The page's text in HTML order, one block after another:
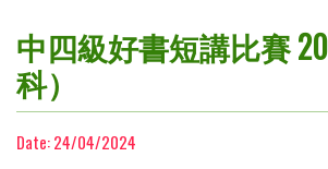
中四級好書短講比賽
科）
Date:24/04/2024